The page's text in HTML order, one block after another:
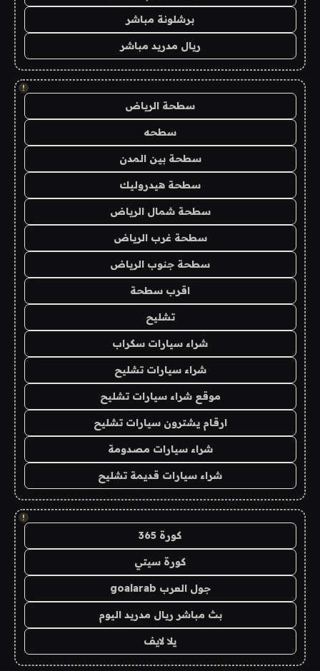
برشلونة مباشر
ريال مدريد مباشر
!
سطحة الرياض
سطحه
سطحة بين المدن
سطحة هيدروليك
سطحة شمال الرياض
سطحة غرب الرياض
سطحة جنوب الرياض
اقرب سطحة
تشليح
شراء سيارات سكراب
شراء سيارات تشليح
موقع شراء سيارات تشليح
ارقام يشترون سيارات تشليح
شراء سيارات مصدومة
شراء سيارات قديمة تشليح
!
كورة 365
كورة سيتي
جول العرب goalarab
بث مباشر ريال مدريد اليوم
يلا لايف